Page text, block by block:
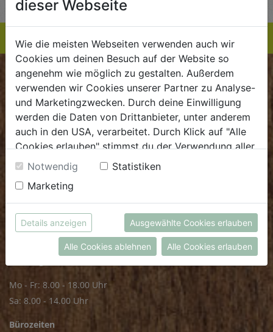
BIOKISTE
Kundenservice
Mo - Do: 8.00 - 16.00 Uhr
Fr: 8.00 - 15.00 Uhr
.dieBiokiste@biohof.at
.+43 7272 2597
FRISCHMARKT
Mo - Fr: 8.00 - 18.00 Uhr
Sa: 8.00 - 14.00 Uhr
Bürozeiten
dieser Webseite
Wie die meisten Webseiten verwenden auch wir
Cookies um deinen Besuch auf der Website so
angenehm wie möglich zu gestalten. Außerdem
verwenden wir Cookies unserer Partner zu Analyse-
und Marketingzwecken. Durch deine Einwilligung
werden die Daten von Drittanbieter, unter anderem
auch in den USA, verarbeitet. Durch Klick auf "Alle
Cookies erlauben" stimmst du der Verwendung aller
Cookies zu. Unter "Details anzeigen" findest du alle
Infos zu den unterschiedlichen Cookies, du kannst
auch entscheiden, welche Cookies du erlauben
möchtest.
Weitere Informationen findest du in unserer
Datenschutzerklärung
bzw. imImpressum
Notwendig
Statistiken
Marketing
Details anzeigen Ausgewählte Cookies erlauben
Alle Cookies ablehnen Alle Cookies erlauben